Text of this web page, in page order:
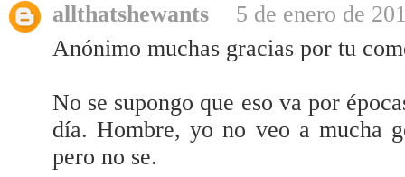
allthatshewants
5 de enero de
Anónimo muchas gracias por tu
No se supongo que eso va por
día. Hombre, yo no veo a mucha
pero no se.